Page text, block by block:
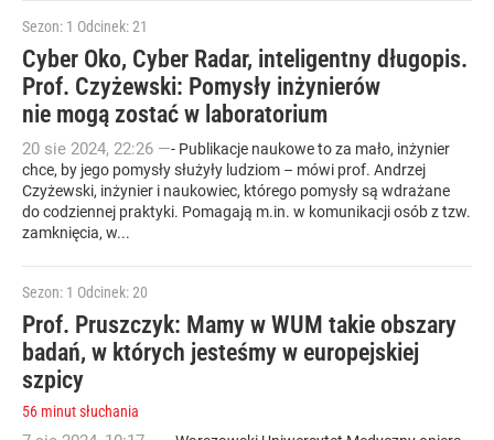
Sezon: 1 Odcinek: 21
Cyber Oko, Cyber Radar, inteligentny długopis.
Prof. Czyżewski: Pomysły inżynierów
nie mogą zostać w laboratorium
20 sie 2024, 22:26 —- Publikacje naukowe to za mało, inżynier
chce, by jego pomysły służyły ludziom – mówi prof. Andrzej
Czyżewski, inżynier i naukowiec, którego pomysły są wdrażane
do codziennej praktyki. Pomagają m.in. w komunikacji osób z tzw.
zamknięcia, w...
Sezon: 1 Odcinek: 20
Prof. Pruszczyk: Mamy w WUM takie obszary
badań, w których jesteśmy w europejskiej
szpicy
56 minut słuchania